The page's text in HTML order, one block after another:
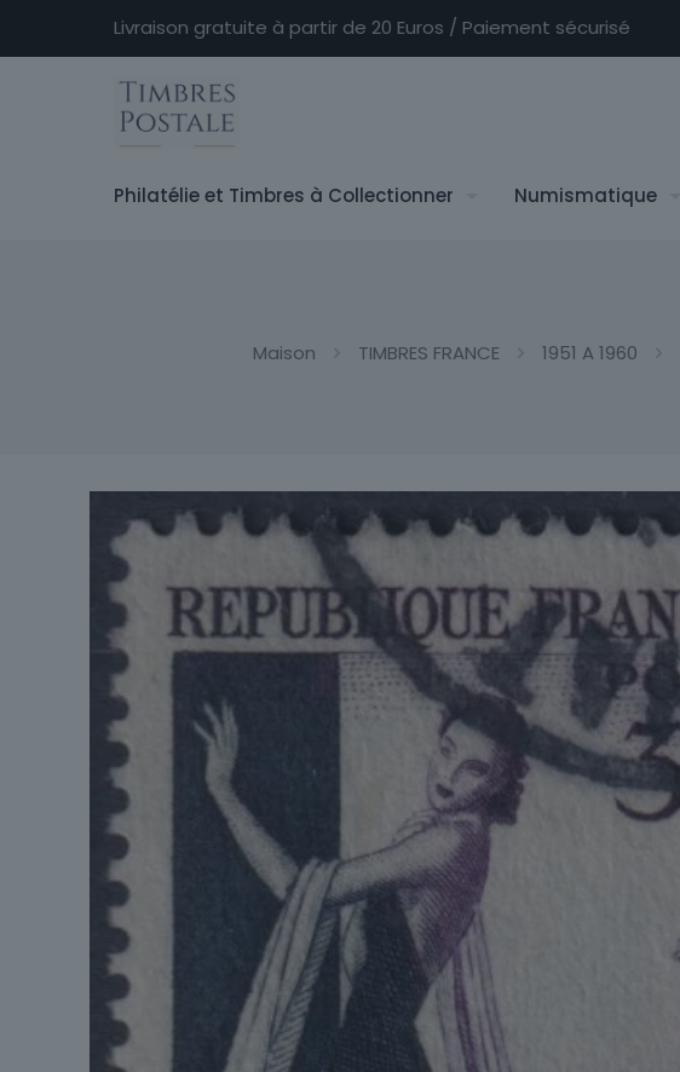
Livraison gratuite à partir de 20 Euros / Paiement sécurisé
Philatélie et Timbres à Collectionner Numismatique
Maison TIMBRES FRANCE 1951 A 1960